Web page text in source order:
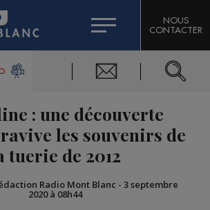
CHRONIQUES DE L'EXPERT
CITIZEN MACHINERY
MASSIF DOMAINES SKIABLES
BIGARD
DU MONT-BLANC
NOUS
CONTACTER
: une découverte
les souvenirs de
tuerie de 2012
Radio Mont Blanc - 3 septembre
2020 à 08h44